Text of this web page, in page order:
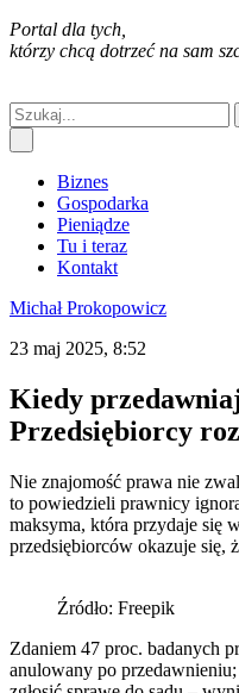
Portal dla tych,
którzy chcą dotrzeć na sam
Biznes
Gospodarka
Pieniądze
Tu i teraz
Kontakt
Michał Prokopowicz
23 maj 2025, 8:52
Kiedy
Przedsiębiorcy
Nie znajomość prawa nie
to powiedzieli prawnicy
maksyma, która przydaje się
przedsiębiorców okazuje
Źródło: Freepik
Zdaniem 47 proc. badanych
anulowany po